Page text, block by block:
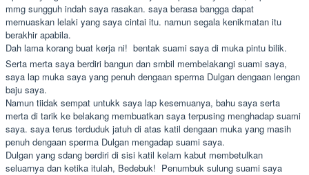
mmg sungguh indah saya rasakan. saya berasa bangga dapat
memuaskan lelaki yang saya cintai itu. namun segala kenikmatan itu
berakhir apabila.
Dah lama korang buat kerja ni!  bentak suami saya di muka pintu bilik.
Serta merta saya berdiri bangun dan smbil membelakangi suami saya,
saya lap muka saya yang penuh dengaan sperma Dulgan dengaan lengan
baju saya.
Namun tiidak sempat untukk saya lap kesemuanya, bahu saya serta
merta di tarik ke belakang membuatkan saya terpusing menghadap suami
saya. saya terus terduduk jatuh di atas katil dengaan muka yang masih
penuh dengaan sperma Dulgan mengadap suami saya.
Dulgan yang sdang berdiri di sisi katil kelam kabut membetulkan
seluarnya dan ketika itulah, Bedebuk!  Penumbuk sulung suami saya